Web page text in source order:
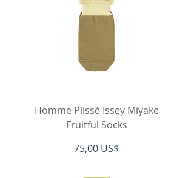
Homme Plissé Issey Miyake
Fruitful Socks
Pris
75,00 US$